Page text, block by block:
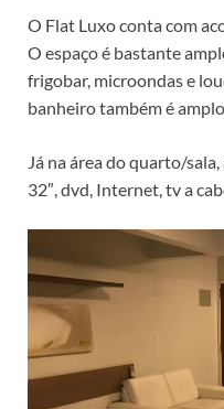
O Flat Luxo conta com
O espaço é bastante
frigobar, microondas e
banheiro também é
Já na área do quarto/
32″, dvd, Internet, tv a